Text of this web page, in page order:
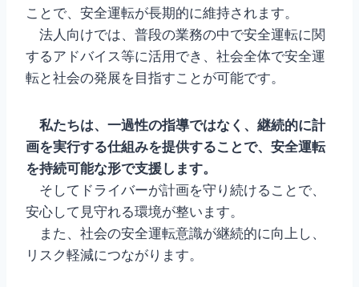
ことで、安全運転が長期的に維持されます。
法人向けでは、普段の業務の中で安全運転に関
するアドバイス等に活用でき、社会全体で安全運
転と社会の発展を目指すことが可能です。
私たちは、一過性の指導ではなく、継続的に計
画を実行する仕組みを提供することで、安全運転
を持続可能な形で支援します。
そしてドライバーが計画を守り続けることで、
安心して見守れる環境が整います。
また、社会の安全運転意識が継続的に向上し、
リスク軽減につながります。